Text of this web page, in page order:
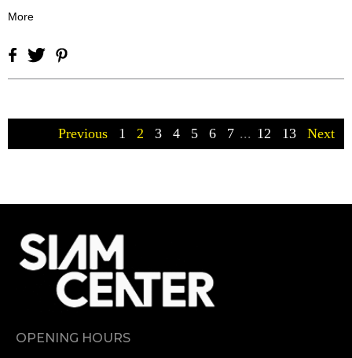
More
Previous 1 2 3 4 5 6 7 ... 12 13 Next
OPENING HOURS